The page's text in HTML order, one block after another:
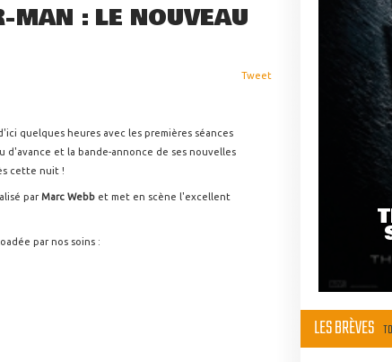
MAN : LE NOUVEAU
Tweet
quelques heures avec les premières séances
d'avance et la bande-annonce de ses nouvelles
cette nuit !
parMarc Webb et met en scène l'excellent
par nos soins :
LES BRÈVES